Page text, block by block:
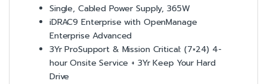
Single, Cabled Power Supply, 365W
iDRAC9 Enterprise with OpenManage
Enterprise Advanced
3Yr ProSupport & Mission Critical: (7×24) 4-
hour Onsite Service + 3Yr Keep Your Hard
Drive